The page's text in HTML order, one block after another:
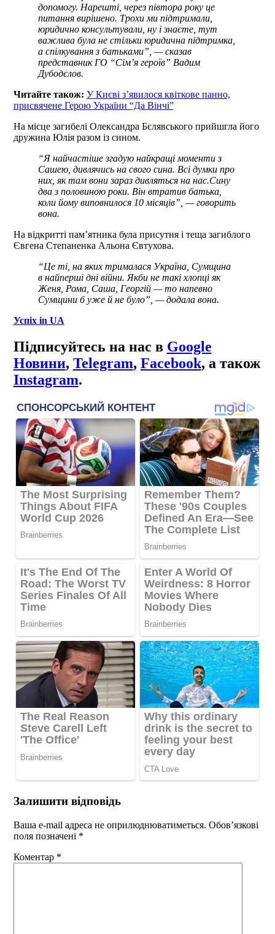
допомогу. Нарешті, через півтора року це
питання вирішено. Трохи ми підтримали,
юридично консультували, ну і знаєте, тут
важлива була не стільки юридична підтримка,
а спілкування з батьками”, — сказав
представник ГО “Сім’я героїв” Вадим
Дубодєлов.
Читайте також: У Києві з’явилося квіткове панно,
присвячене Герою України “Да Вінчі”
На місце загибелі Олександра Бєлявського прийшгла його
дружина Юлія разом із сином.
“Я найчастіше згадую найкращі моменти з
Сашею, дивлячись на свого сина. Всі думки про
них, як там вони зараз дивляться на нас.Сину
два з половиною роки. Він втратив батька,
коли йому виповнилося 10 місяців”, — говорить
вона.
На відкритті пам’ятника була присутня і теща загиблого
Євгена Степаненка Альона Євтухова.
“Це ті, на яких трималася Україна, Сумщина
в найперші дні війни. Якби не такі хлопці як
Женя, Рома, Саша, Георгій — то напевно
Сумщини б уже й не було”, — додала вона.
Успіх in UA
Підписуйтесь на нас в Google
Новини, Telegram, Facebook, а також
Instagram.
Залишити відповідь
Ваша e-mail адреса не оприлюднюватиметься. Обов’язкові
поля позначені *
Коментар *